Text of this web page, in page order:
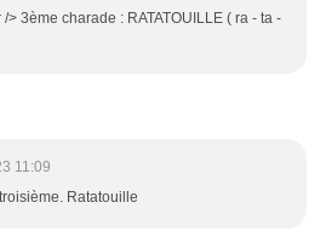
> 3ème charade : RATATOUILLE ( ra - ta -
11:09
Ratatouille